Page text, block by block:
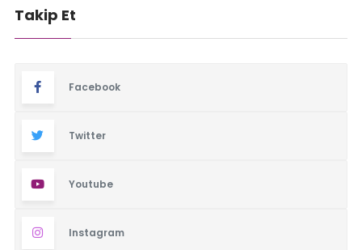
Takip Et
Facebook
Twitter
Youtube
Instagram